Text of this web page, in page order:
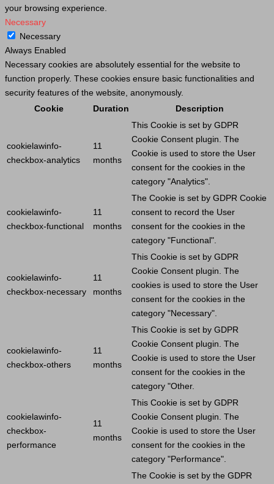
your browsing experience.
Necessary
Necessary
Always Enabled
Necessary cookies are absolutely essential for the website to
function properly. These cookies ensure basic functionalities and
security features of the website, anonymously.
Cookie
Duration Description
cookielawinfo-
checkbox-analytics
11
months
This Cookie is set by GDPR
Cookie Consent plugin. The
Cookie is used to store the User
consent for the cookies in the
category "Analytics".
cookielawinfo-
checkbox-functional
11
months
The Cookie is set by GDPR Cookie
consent to record the User
consent for the cookies in the
category "Functional".
cookielawinfo-
checkbox-necessary
11
months
This Cookie is set by GDPR
Cookie Consent plugin. The
cookies is used to store the User
consent for the cookies in the
category "Necessary".
cookielawinfo-
checkbox-others
11
months
This Cookie is set by GDPR
Cookie Consent plugin. The
Cookie is used to store the User
consent for the cookies in the
category "Other.
cookielawinfo-
checkbox-
performance
11
months
This Cookie is set by GDPR
Cookie Consent plugin. The
Cookie is used to store the User
consent for the cookies in the
category "Performance".
The Cookie is set by the GDPR